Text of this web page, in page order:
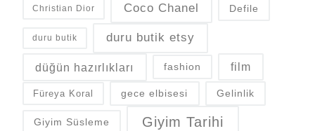
Christian Dior Coco Chanel Defile
duru butik duru butik etsy
düğün hazırlıkları fashion film
Füreya Koral gece elbisesi Gelinlik
Giyim Süsleme Giyim Tarihi